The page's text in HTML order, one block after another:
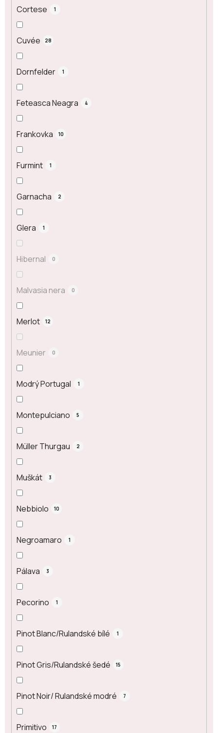
Cortese 1
Cuvée 28
Dornfelder 1
Feteasca Neagra 4
Frankovka 10
Furmint 1
Garnacha 2
Glera 1
Hibernal 0
Malvasia nera 0
Merlot 12
Meunier 0
Modrý Portugal 1
Montepulciano 5
Müller Thurgau 2
Muškát 3
Nebbiolo 10
Negroamaro 1
Pálava 3
Pecorino 1
Pinot Blanc/Rulandské bílé 1
Pinot Gris/Rulandské šedé 15
Pinot Noir/ Rulandské modré 7
Primitivo 17